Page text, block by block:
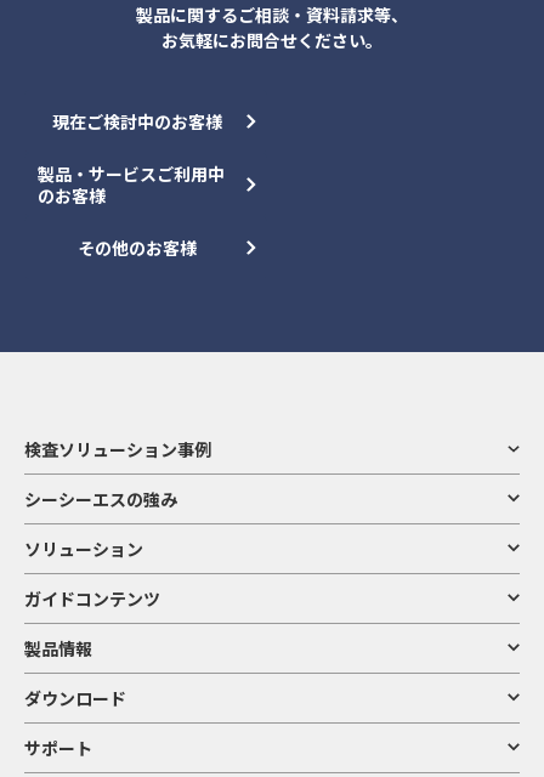
製品に関するご相談・資料請求等、
お気軽にお問合せください。
現在ご検討中のお客様
製品・サービスご利用中
のお客様
その他のお客様
検査ソリューション事例
シーシーエスの強み
ソリューション
ガイドコンテンツ
製品情報
ダウンロード
サポート